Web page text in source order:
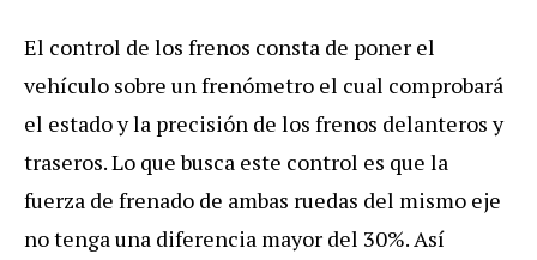
El control de los frenos consta de poner el
vehículo sobre un frenómetro el cual comprobará
el estado y la precisión de los frenos delanteros y
traseros. Lo que busca este control es que la
fuerza de frenado de ambas ruedas del mismo eje
no tenga una diferencia mayor del 30%. Así